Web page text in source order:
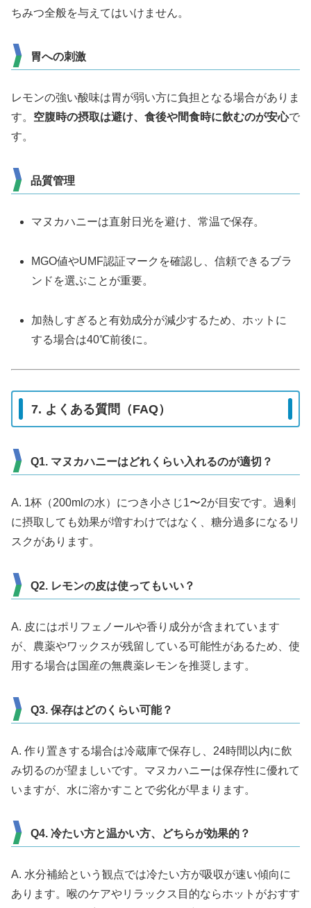
ちみつ全般を与えてはいけません。
胃への刺激
レモンの強い酸味は胃が弱い方に負担となる場合がありま
す。 空腹時の摂取は避け、食後や間食時に飲むのが安心で
す。
品質管理
マヌカハニーは直射日光を避け、常温で保存。
MGO値やUMF認証マークを確認し、信頼できるブラ
ンドを選ぶことが重要。
加熱しすぎると有効成分が減少するため、ホットに
する場合は40℃前後に。
7. よくある質問（FAQ）
Q1. マヌカハニーはどれくらい入れるのが適切？
A. 1杯（200mlの水）につき小さじ1〜2が目安です。過剰
に摂取しても効果が増すわけではなく、糖分過多になるリ
スクがあります。
Q2. レモンの皮は使ってもいい？
A. 皮にはポリフェノールや香り成分が含まれています
が、農薬やワックスが残留している可能性があるため、使
用する場合は国産の無農薬レモンを推奨します。
Q3. 保存はどのくらい可能？
A. 作り置きする場合は冷蔵庫で保存し、24時間以内に飲
み切るのが望ましいです。マヌカハニーは保存性に優れて
いますが、水に溶かすことで劣化が早まります。
Q4. 冷たい方と温かい方、どちらが効果的？
A. 水分補給という観点では冷たい方が吸収が速い傾向に
あります。喉のケアやリラックス目的ならホットがおすす